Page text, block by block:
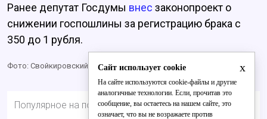
Ранее депутат Госдумы внес законопроект о
снижении госпошлины за регистрацию брака с
350 до 1 рубля.
Фото: Свойкировский / Евгения Лубнина
Популярное на портале
x
Сайт использует cookie
На сайте используются cookie-файлы и другие
аналогичные технологии. Если, прочитав это
сообщение, вы остаетесь на нашем сайте, это
означает, что вы не возражаете против